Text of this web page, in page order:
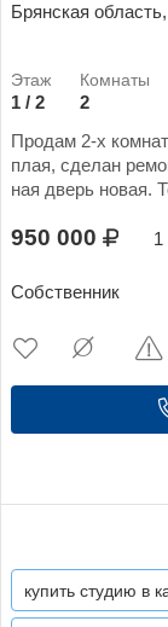
Брянская
1 / 2 2
Продам 2-х
плая, сделан
ная дверь новая.
950 000 1
Собственник
купить студию в